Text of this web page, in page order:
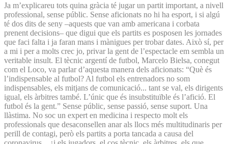
Ja m’explicareu tots quina gràcia té jugar un partit important, a nivell
professional, sense públic. Sense aficionats no hi ha esport, i si algú
té dos dits de seny –aquests que van amb americana i corbata
prenent decisions– que digui que els partits es posposen les jornades
que faci falta i ja faran mans i mànigues per trobar dates. Això sí, per
a mi i per a molts crec jo, privar la gent de l’espectacle em sembla un
veritable insult. El tècnic argentí de futbol, Marcelo Bielsa, conegut
com el Loco, va parlar d’aquesta manera dels aficionats: “Què és
l’indispensable al futbol? Al futbol els entrenadors no som
indispensables, els mitjans de comunicació... tant se val, els dirigents
igual, els àrbitres també. L’únic que és insubstituïble és l’afició. El
futbol és la gent.” Sense públic, sense passió, sense suport. Una
llàstima. No soc un expert en medicina i respecto molt els
professionals que desaconsellen anar als llocs més multitudinaris per
perill de contagi, però els partits a porta tancada a causa del